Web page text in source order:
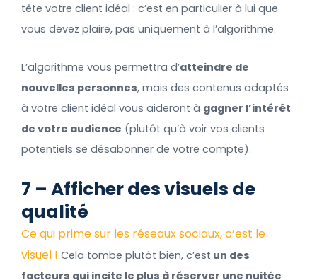
tête votre client idéal : c’est en particulier à lui que
vous devez plaire, pas uniquement à l’algorithme.
L’algorithme vous permettra d’atteindre de
nouvelles personnes, mais des contenus adaptés
à votre client idéal vous aideront à gagner l’intérêt
de votre audience (plutôt qu’à voir vos clients
potentiels se désabonner de votre compte).
7 – Afficher des visuels de
qualité
Ce qui prime sur les réseaux sociaux, c’est le
visuel ! Cela tombe plutôt bien, c’est un des
facteurs qui incite le plus à réserver une nuitée